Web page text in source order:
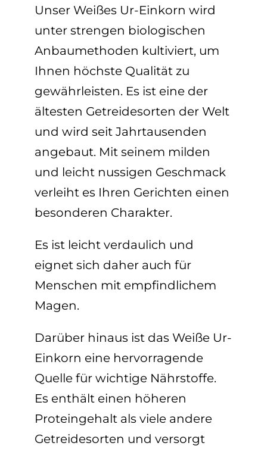
Unser Weißes Ur-Einkorn wird
unter strengen biologischen
Anbaumethoden kultiviert, um
Ihnen höchste Qualität zu
gewährleisten. Es ist eine der
ältesten Getreidesorten der Welt
und wird seit Jahrtausenden
angebaut. Mit seinem milden
und leicht nussigen Geschmack
verleiht es Ihren Gerichten einen
besonderen Charakter.
Es ist leicht verdaulich und
eignet sich daher auch für
Menschen mit empfindlichem
Magen.
Darüber hinaus ist das Weiße Ur-
Einkorn eine hervorragende
Quelle für wichtige Nährstoffe.
Es enthält einen höheren
Proteingehalt als viele andere
Getreidesorten und versorgt